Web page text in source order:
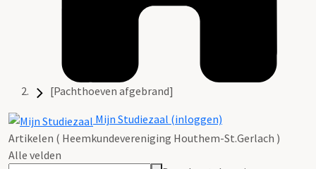
[Pachthoeven afgebrand]
Mijn Studiezaal (inloggen)
Artikelen ( Heemkundevereniging Houthem-St.Gerlach )
Alle velden